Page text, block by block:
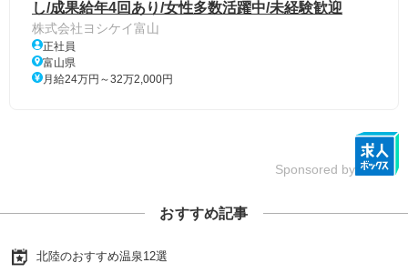
し/成果給年4回あり/女性多数活躍中/未経験歓迎
株式会社ヨシケイ富山
正社員
富山県
月給24万円～32万2,000円
Sponsored by
おすすめ記事
北陸のおすすめ温泉12選